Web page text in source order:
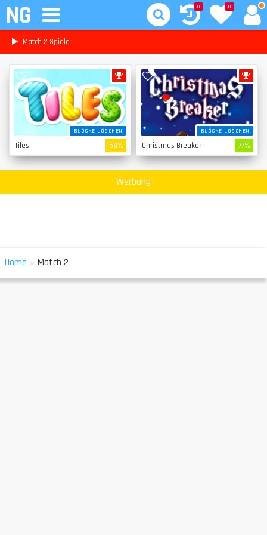
NG 0
0
Match 2 Spiele
BLÖCKE LÖSCHEN
Tiles 58%
BLÖCKE LÖSCHEN
Christmas Breaker 77%
Werbung
Home » Match 2